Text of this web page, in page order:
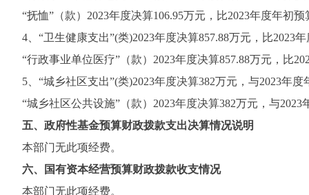
“抚恤”（款）2023年度决算106.95万元，比2023年度年初
4、“卫生健康支出”(类)2023年度决算857.88万元，比2023
“行政事业单位医疗”（款）2023年度决算857.88万元，比
5、“城乡社区支出”(类)2023年度决算382万元，与2023年度
“城乡社区公共设施”（款）2023年度决算382万元，与2023
五、政府性基金预算财政拨款支出决算情况说明
本部门无此项经费。
六、国有资本经营预算财政拨款收支情况
本部门无此项经费。